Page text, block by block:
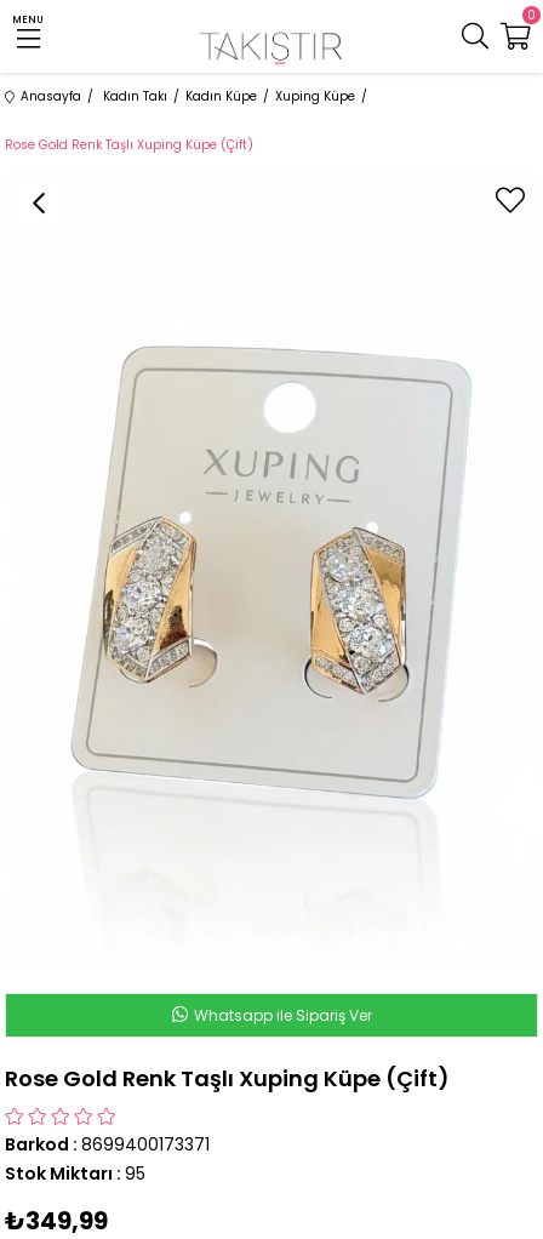
MENU 0
Anasayfa Kadın Takı Kadın Küpe Xuping Küpe
Rose Gold Renk Taşlı Xuping Küpe (Çift)
Whatsapp ile Sipariş Ver
Rose Gold Renk Taşlı Xuping Küpe (Çift)
Barkod : 8699400173371
Stok Miktarı : 95
₺349,99